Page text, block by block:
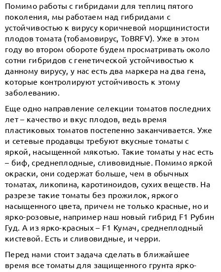
Помимо работы с гибридами для теплиц пятого
поколения, мы работаем над гибридами с
устойчивостью к вирусу коричневой морщинистости
плодов томата (тобамовирус, ToBRFV). Уже в этом
году во втором обороте будем просматривать около
сотни гибридов с генетической устойчивостью к
данному вирусу, у нас есть два маркера на два гена,
которые контролируют устойчивость к этому
заболеванию.
Еще одно направление селекции томатов последних
лет – качество и вкус плодов, ведь время
пластиковых томатов постепенно заканчивается. Уже
и сетевые продавцы требуют вкусные томаты с
яркой, насыщенной мякотью. Такие томаты у нас есть
– биф, среднеплодные, сливовидные. Помимо яркой
окраски, они содержат больше, чем в обычных
томатах, ликопина, каротиноидов, сухих веществ. На
разрезе такие томаты без прожилок, яркого
насыщенного цвета, причем не только красные, но и
ярко-розовые, например наш новый гибрид F1 Рубин
Гуд. А из ярко-красных – F1 Кумач, среднеплодный
кистевой. Есть и сливовидные, и черри.
Перед нами стоит задача сделать в ближайшее
время все томаты для защищенного грунта ярко-